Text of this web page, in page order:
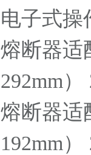
电子式操
熔断器适
292mm）
熔断器适
192mm）